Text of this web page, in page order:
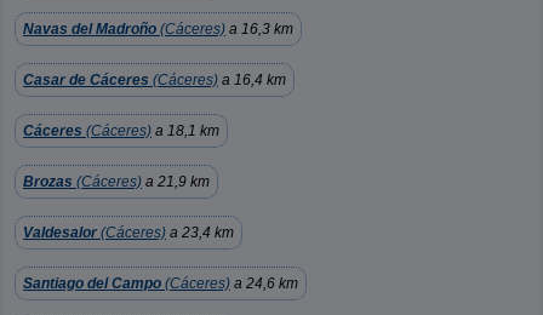
Navas del Madroño (Cáceres) a 16,3 km
Casar de Cáceres (Cáceres) a 16,4 km
Cáceres (Cáceres) a 18,1 km
Brozas (Cáceres) a 21,9 km
Valdesalor (Cáceres) a 23,4 km
Santiago del Campo (Cáceres) a 24,6 km